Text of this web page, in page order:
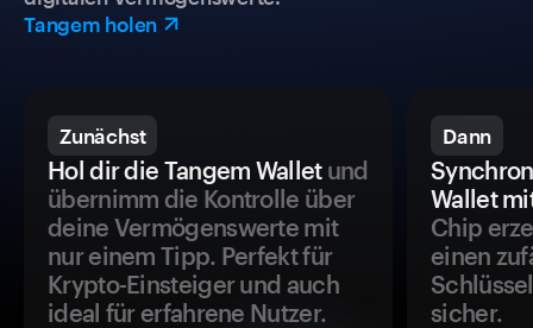
Tangem holen
Zunächst
Hol dir die Tangem Walletund
übernimm die Kontrolle über
deine Vermögenswerte mit
nur einem Tipp. Perfekt für
Krypto-Einsteiger und auch
ideal für erfahrene Nutzer.
Dann
Wallet
Chip
einen
sicher.